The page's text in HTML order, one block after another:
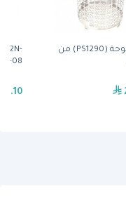
سلة مفتوحة (PS1290) من
( 2N-
11162-08)